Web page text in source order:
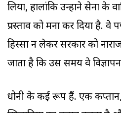
लिया, हालांकि उन्होंने सेना के
प्रस्ताव को मना कर दिया है. वे
हिस्सा न लेकर सरकार को
जाता है कि उस समय वे
धोनी के कई रूप हैं. एक